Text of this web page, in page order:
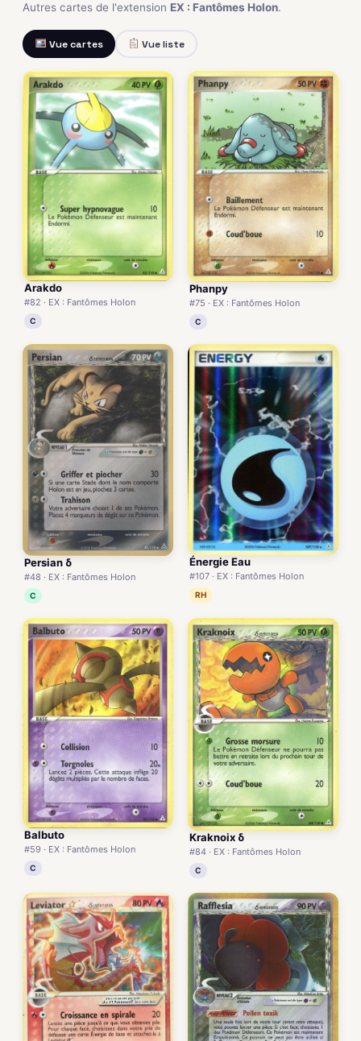
Autres cartes de l'extension EX : Fantômes Holon.
Vue cartes Vue liste
Arakdo
#82 · EX : Fantômes Holon
C
Phanpy
#75 · EX : Fantômes Holon
C
Persian δ
#48 · EX : Fantômes Holon
C
Énergie Eau
#107 · EX : Fantômes Holon
RH
Balbuto
#59 · EX : Fantômes Holon
C
Kraknoix δ
#84 · EX : Fantômes Holon
C